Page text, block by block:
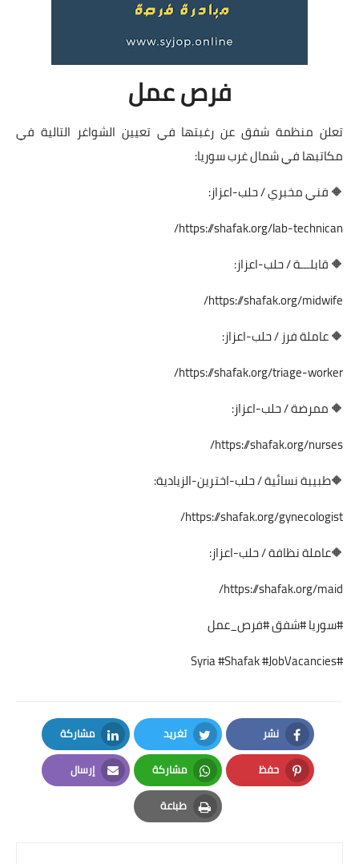
فرص عمل
تعلن منظمة شفق عن رغبتها في تعيين الشواغر التالية في
مكاتبها في شمال غرب سوريا:
🔶 فني مخبري / حلب-اعزاز:
https://shafak.org/lab-technican/
🔶 قابلـــة / حلب-اعزاز:
https://shafak.org/midwife/
🔶 عاملة فرز / حلب-اعزاز:
https://shafak.org/triage-worker/
🔶 ممرضة / حلب-اعزاز:
https://shafak.org/nurses/
🔶طبيبة نسائية / حلب-اخترين-الزيادية:
https://shafak.org/gynecologist/
🔶عاملة نظافة / حلب-اعزاز:
https://shafak.org/maid/
#سوريا #شفق #فرص_عمل
#Syria #Shafak #JobVacancies
نشر
Facebook
تغريد
Twitter
مشاركة
LinkedIn
حفظ
Pinterest
مشاركة
Whatsapp
إرسال
Email
طباعة
Print